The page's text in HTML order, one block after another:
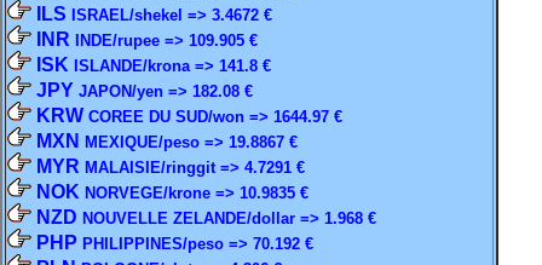
ILS ISRAEL/shekel => 3.4672 €
INR INDE/rupee => 109.905 €
ISK ISLANDE/krona => 141.8 €
JPY JAPON/yen => 182.08 €
KRW COREE DU SUD/won => 1644.97 €
MXN MEXIQUE/peso => 19.8867 €
MYR MALAISIE/ringgit => 4.7291 €
NOK NORVEGE/krone => 10.9835 €
NZD NOUVELLE ZELANDE/dollar => 1.968 €
PHP PHILIPPINES/peso => 70.192 €